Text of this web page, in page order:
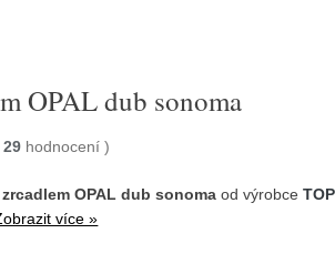
OPAL dub sonoma
29 hodnocení)
OPAL dub sonoma od výrobce
více »